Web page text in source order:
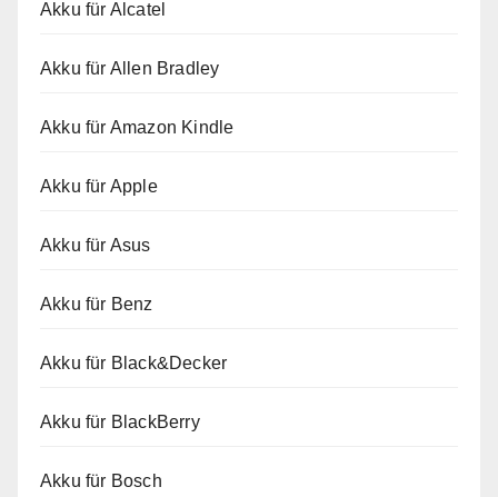
Akku für Alcatel
Akku für Allen Bradley
Akku für Amazon Kindle
Akku für Apple
Akku für Asus
Akku für Benz
Akku für Black&Decker
Akku für BlackBerry
Akku für Bosch